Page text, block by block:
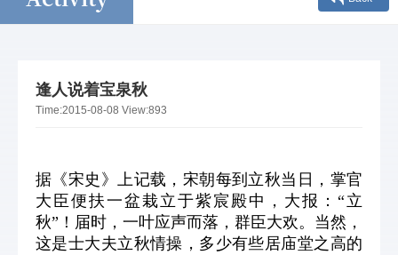
逢人说着宝泉秋
Time:2015-08-08 View:893
据《宋史》上记载，宋朝每到立秋当日，掌官
大臣便扶一盆栽立于紫宸殿中，大报：“立
秋”！届时，一叶应声而落，群臣大欢。当然，
这是士大夫立秋情操，多少有些居庙堂之高的